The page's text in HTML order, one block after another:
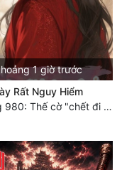
1 giờ trước
Rất Nguy Hiểm
Chương 980: Thế cờ "chết đi sống"